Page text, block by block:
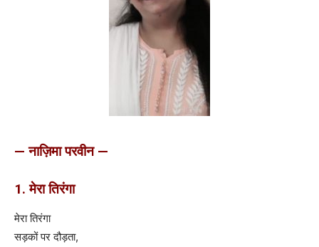
— नाज़िमा परवीन —
1. मेरा तिरंगा
मेरा तिरंगा
सड़कों पर दौड़ता,